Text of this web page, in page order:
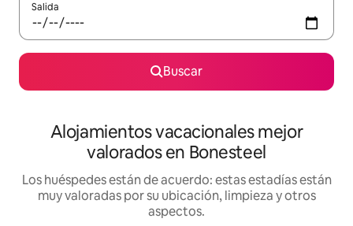
Salida
Buscar
Alojamientos vacacionales mejor
valorados en Bonesteel
Los huéspedes están de acuerdo: estas estadías están
muy valoradas por su ubicación, limpieza y otros
aspectos.